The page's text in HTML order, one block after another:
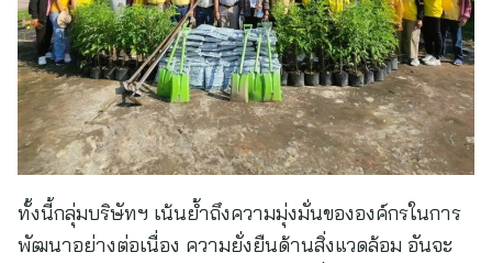
ทั้งนี้กลุ่มบริษัทฯ เน้นย้ำถึงความมุ่งมั่นขององค์กรในการ
พัฒนาอย่างต่อเนื่อง ความยั่งยืนด้านสิ่งแวดล้อม อันจะ